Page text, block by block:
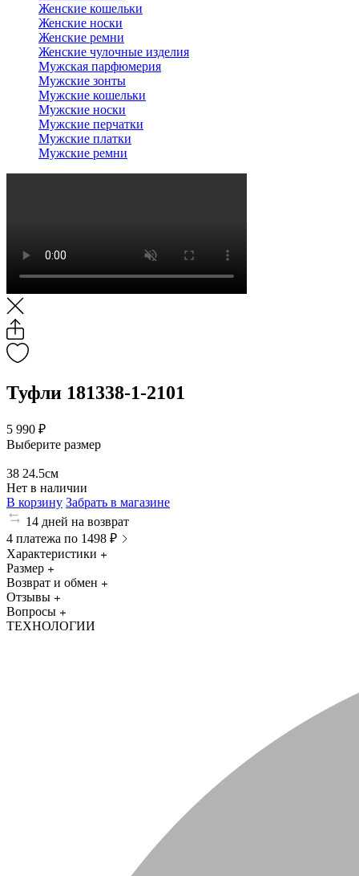
Женские кошельки
Женские носки
Женские ремни
Женские чулочные изделия
Мужская парфюмерия
Мужские зонты
Мужские кошельки
Мужские носки
Мужские перчатки
Мужские платки
Мужские ремни
Туфли 181338-1-2101
5 990 ₽
Выберите размер
38 24.5см
Нет в наличии
В корзину Забрать в магазине
14 дней на возврат
4 платежа по 1498 ₽
Характеристики
Размер
Возврат и обмен
Отзывы
Вопросы
ТЕХНОЛОГИИ